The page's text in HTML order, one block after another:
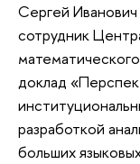
Сергей Иванович
сотрудник
доклад
разработкой
больших